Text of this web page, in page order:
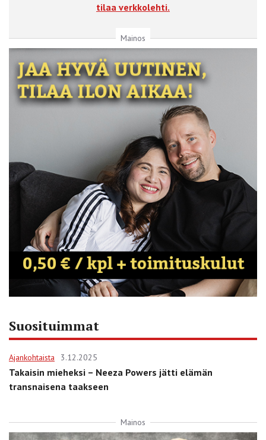
tilaa verkkolehti.
Mainos
Suosituimmat
Ajankohtaista 3.12.2025
Takaisin mieheksi – Neeza Powers jätti elämän
transnaisena taakseen
Mainos